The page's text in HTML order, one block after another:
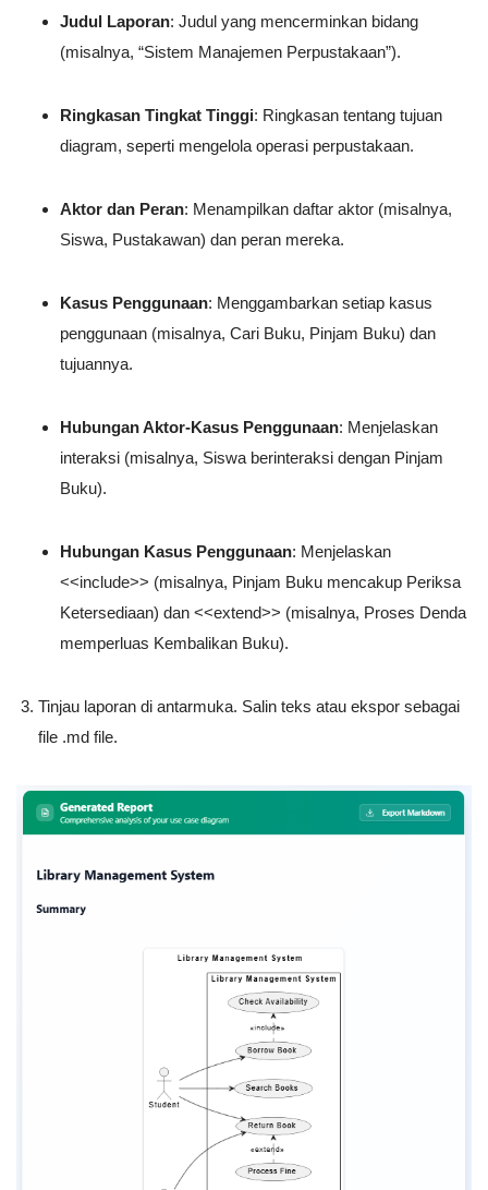
Judul Laporan: Judul yang mencerminkan bidang
(misalnya, “Sistem Manajemen Perpustakaan”).
Ringkasan Tingkat Tinggi: Ringkasan tentang tujuan
diagram, seperti mengelola operasi perpustakaan.
Aktor dan Peran: Menampilkan daftar aktor (misalnya,
Siswa, Pustakawan) dan peran mereka.
Kasus Penggunaan: Menggambarkan setiap kasus
penggunaan (misalnya, Cari Buku, Pinjam Buku) dan
tujuannya.
Hubungan Aktor-Kasus Penggunaan: Menjelaskan
interaksi (misalnya, Siswa berinteraksi dengan Pinjam
Buku).
Hubungan Kasus Penggunaan: Menjelaskan
<<include>> (misalnya, Pinjam Buku mencakup Periksa
Ketersediaan) dan <<extend>> (misalnya, Proses Denda
memperluas Kembalikan Buku).
Tinjau laporan di antarmuka. Salin teks atau ekspor sebagai
file .md file.